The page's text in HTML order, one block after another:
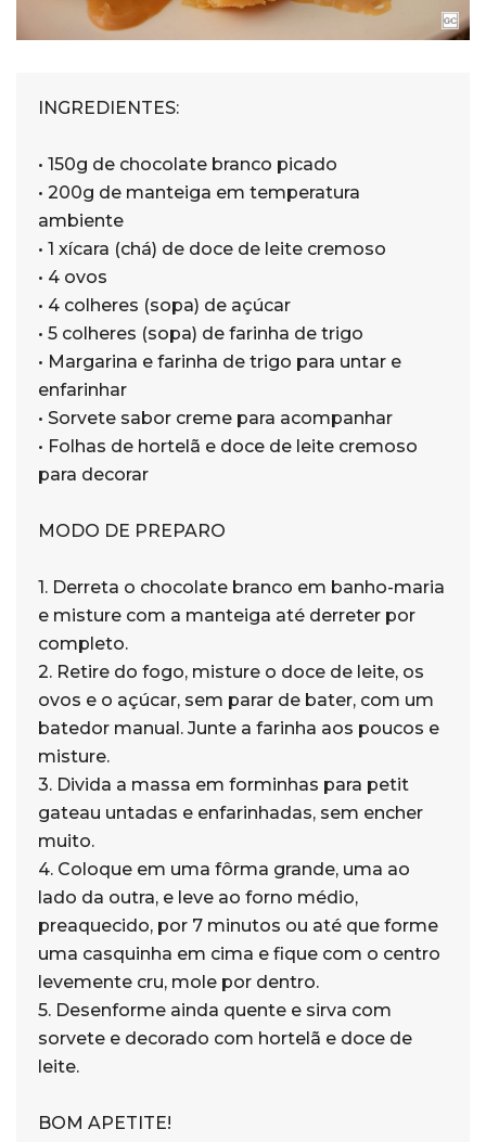
INGREDIENTES:
• 150g de chocolate branco picado
• 200g de manteiga em temperatura
ambiente
• 1 xícara (chá) de doce de leite cremoso
• 4 ovos
• 4 colheres (sopa) de açúcar
• 5 colheres (sopa) de farinha de trigo
• Margarina e farinha de trigo para untar e
enfarinhar
• Sorvete sabor creme para acompanhar
• Folhas de hortelã e doce de leite cremoso
para decorar
MODO DE PREPARO
1. Derreta o chocolate branco em banho-maria
e misture com a manteiga até derreter por
completo.
2. Retire do fogo, misture o doce de leite, os
ovos e o açúcar, sem parar de bater, com um
batedor manual. Junte a farinha aos poucos e
misture.
3. Divida a massa em forminhas para petit
gateau untadas e enfarinhadas, sem encher
muito.
4. Coloque em uma fôrma grande, uma ao
lado da outra, e leve ao forno médio,
preaquecido, por 7 minutos ou até que forme
uma casquinha em cima e fique com o centro
levemente cru, mole por dentro.
5. Desenforme ainda quente e sirva com
sorvete e decorado com hortelã e doce de
leite.
BOM APETITE!